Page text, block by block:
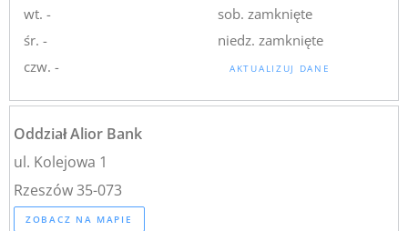
wt. -
śr. -
czw. -
sob. zamknięte
niedz. zamknięte
AKTUALIZUJ DANE
Oddział Alior Bank
ul. Kolejowa 1
Rzeszów 35-073
ZOBACZ NA MAPIE